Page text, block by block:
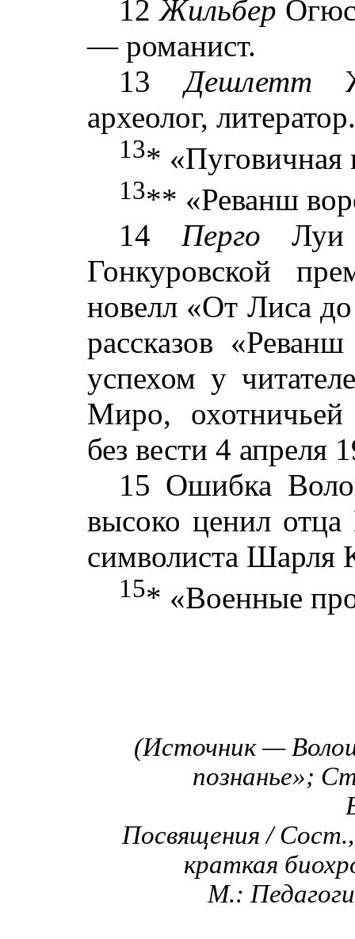
12 Жильбер
— романист.
13Дешлетт
археолог, литератор.
13* «Пуговичная
13** «Реванш
14 Перго Луи
Гонкуровской
новелл «От Лиса
рассказов
успехом у
Миро,
без вести 4 апреля
15 Ошибка
высоко ценил
символиста
15* «Военные
(Источник —
познанье»;
Посвящения /
краткая
М.: